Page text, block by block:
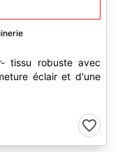
tissu robuste avec
éclair et d'une